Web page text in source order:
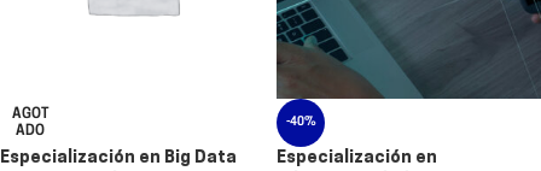
AGOT
ADO
Especialización en Big Data
-40%
Especialización en